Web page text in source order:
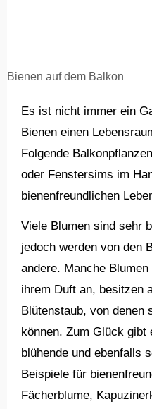
Bienen auf dem Balkon
Es ist nicht immer ein Garten notwendig, um den
Bienen einen
Folgende
oder Fenstersims im
bienenfreundlichen
Viele Blumen sind sehr
jedoch werden von den
andere. Manche
ihrem Duft an, besitzen
Blütenstaub, von denen
können. Zum Glück gibt
blühende und ebenfalls
Beispiele für
Fächerblume,